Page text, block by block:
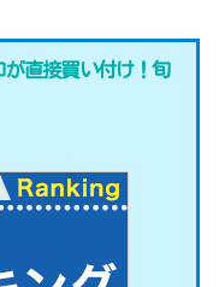
直接買い付け！旬